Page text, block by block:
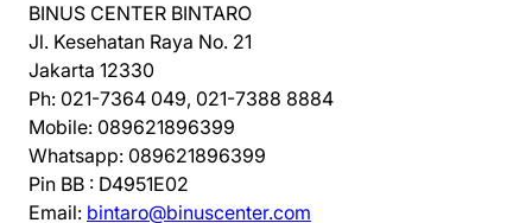
BINUS CENTER BINTARO
Jl. Kesehatan Raya No. 21
Jakarta 12330
Ph: 021-7364 049, 021-7388 8884
Mobile: 089621896399
Whatsapp: 089621896399
Pin BB : D4951E02
Email: bintaro@binuscenter.com